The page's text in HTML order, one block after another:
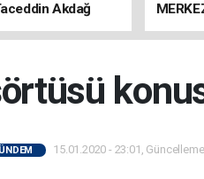
Akdağ
15.01.2020 - 23:01,